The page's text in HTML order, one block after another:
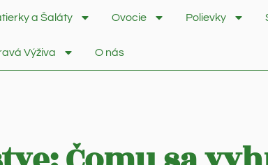
a Šaláty Ovocie Polievky
Výživa O nás